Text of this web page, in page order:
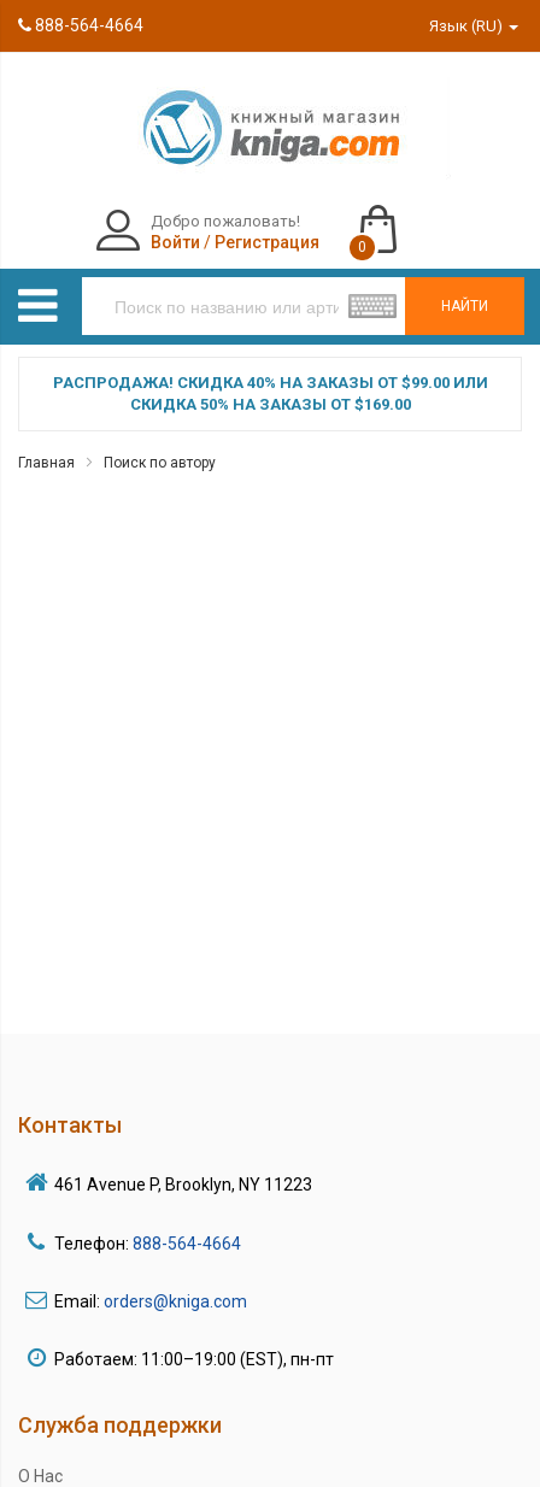
888-564-4664 Язык (RU)
НАЙТИ
Добро пожаловать!
Войти / Регистрация 0
РАСПРОДАЖА! СКИДКА 40% НА ЗАКАЗЫ ОТ $99.00 ИЛИ
СКИДКА 50% НА ЗАКАЗЫ ОТ $169.00
Главная Поиск по автору
Контакты
461 Avenue P, Brooklyn, NY 11223
Телефон: 888-564-4664
Email: orders@kniga.com
Работаем: 11:00–19:00 (EST), пн-пт
Служба поддержки
О Нас